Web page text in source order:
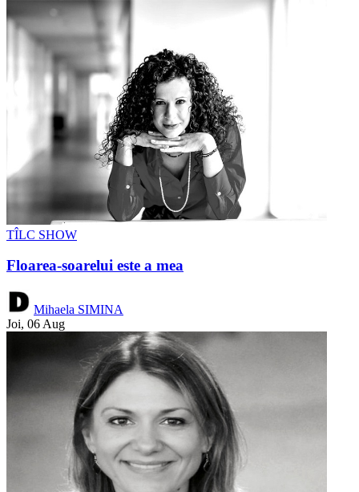
TÎLC SHOW
Floarea-soarelui este a mea
Mihaela SIMINA
Joi, 06 Aug